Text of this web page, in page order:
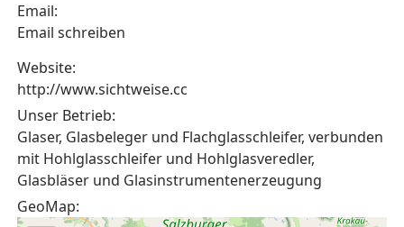
Email:
Email schreiben
Website:
http://www.sichtweise.cc
Unser Betrieb:
Glaser, Glasbeleger und Flachglasschleifer, verbunden
mit Hohlglasschleifer und Hohlglasveredler,
Glasbläser und Glasinstrumentenerzeugung
GeoMap: